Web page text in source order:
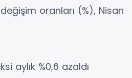
oranları (%), Nisan
aylık %0,6 azaldı